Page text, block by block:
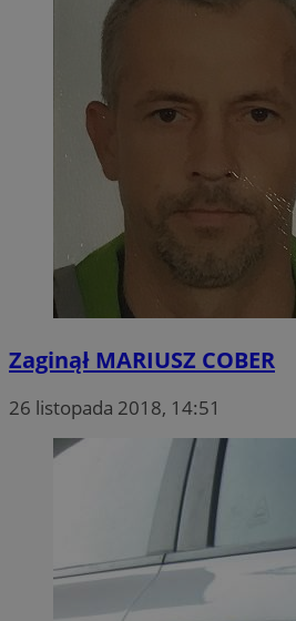
Zaginął MARIUSZ COBER
26 listopada 2018, 14:51